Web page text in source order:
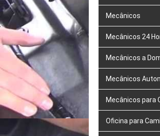
Mecânicos
Mecânicos 24
Mecânicos a
Mecânicos
Mecânicos para
Oficina para